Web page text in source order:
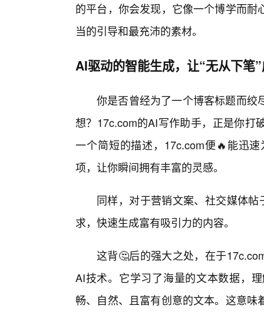
的平台，你会发现，它像一个博学而
当的引导和最充沛的素材。
AI驱动的智能生成，让“无从下笔
你是否曾经为了一个博客标题而绞
想？17c.com的AI写作助手，正是你打
一个简短的描述，17c.com便🔥能迅
项，让你瞬间拥有丰富的灵感。
同样，对于营销文案、社交媒体
求，快速生成富有吸引力的内容。
这背🤔后的强大之处，在于
AI技术。它学习了海量的文本数据，
畅、自然、且富有创意的文本。这意